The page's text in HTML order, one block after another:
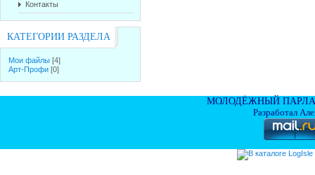
Контакты
КАТЕГОРИИ РАЗДЕЛА
Мои файлы [4]
Арт-Профи [0]
МОЛОДЁЖНЫЙ
Разработал